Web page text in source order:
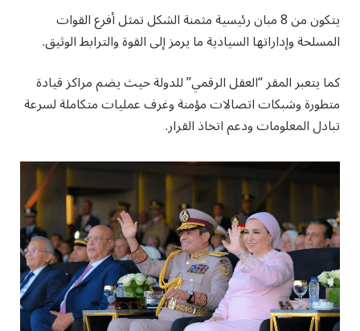
يتكون من 8 مبان رئيسية مثمنة الشكل تمثل أفرع القوات
المسلحة وإداراتها السيادية ما يرمز إلى القوة والترابط الوثيق.
كما يتعبر المقر “العقل الرقمي” للدولة حيث يضم مراكز قيادة
متطورة وشبكات اتصالات مؤمنة وغرف عمليات متكاملة لسرعة
تبادل المعلومات ودعم اتخاذ القرار.